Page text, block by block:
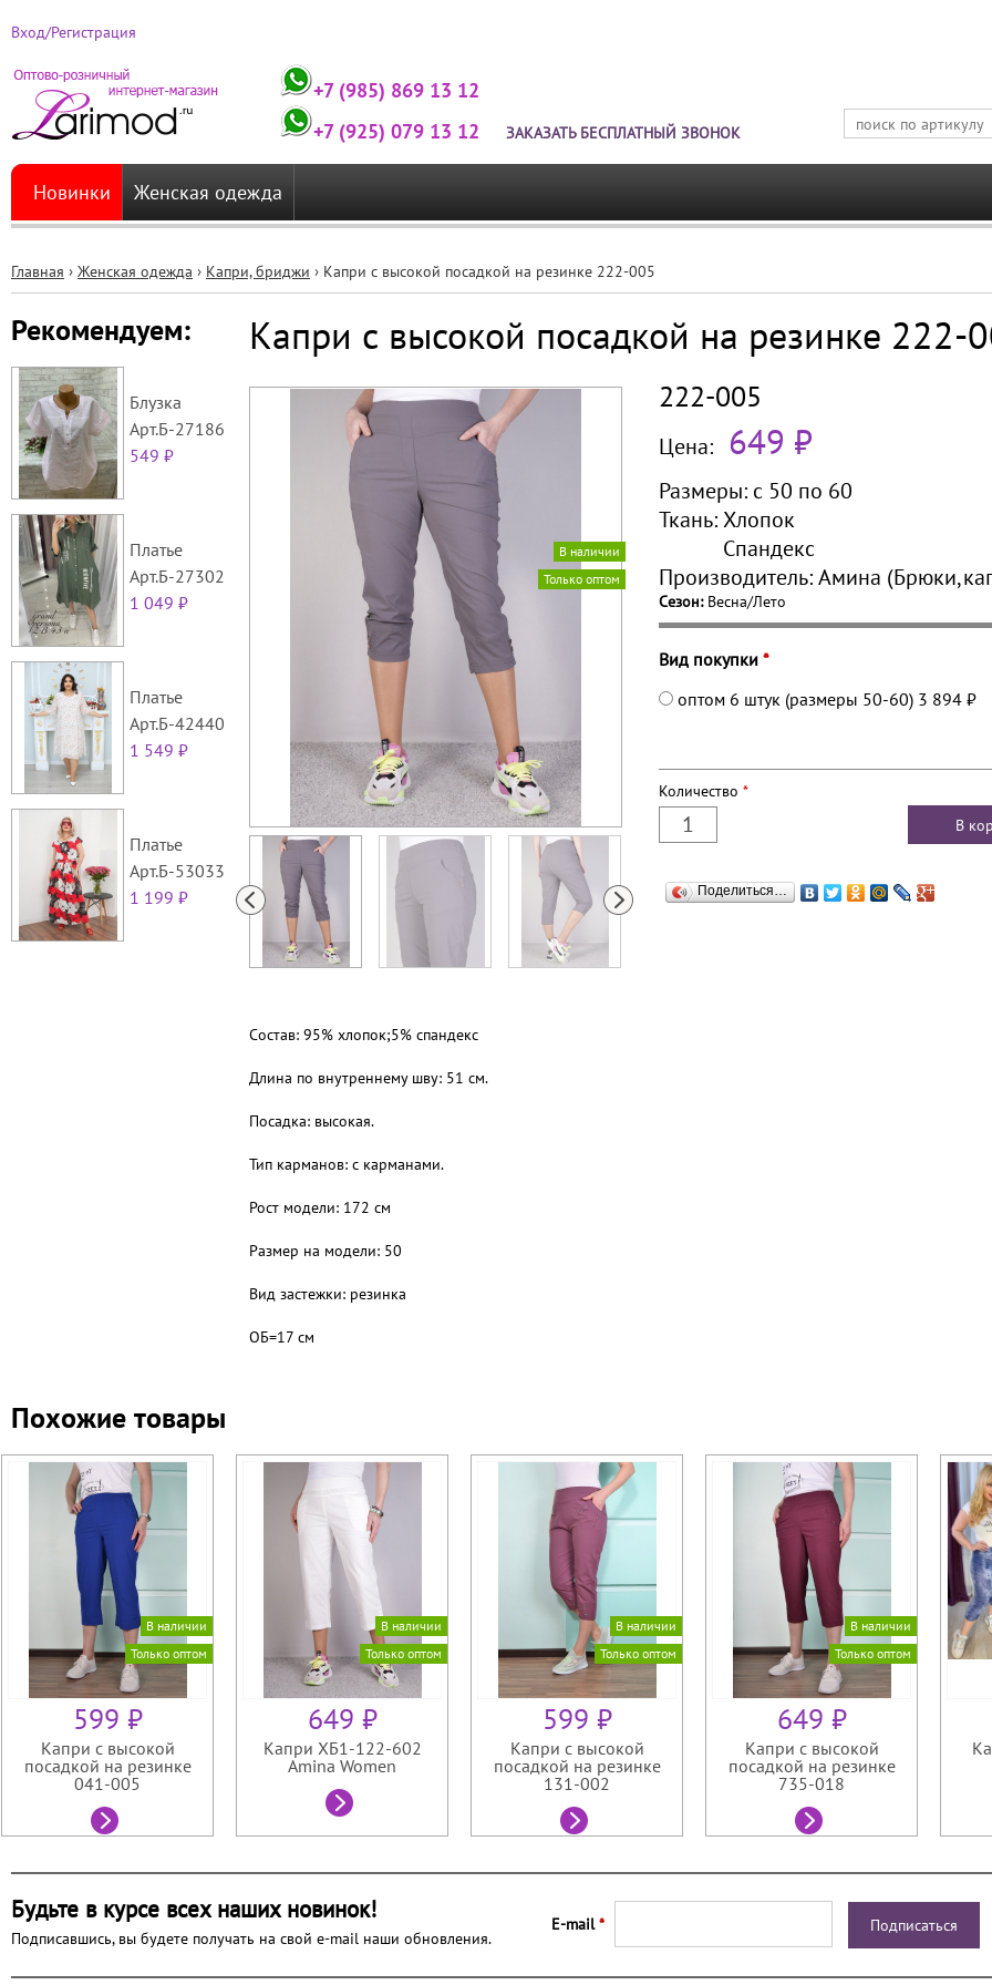
Вход/Регистрация
+7 (985) 869 13 12
+7 (925) 079 13 12
ЗАКАЗАТЬ БЕСПЛАТНЫЙ ЗВОНОК
Новинки Женская одежда
Главная › Женская одежда › Капри, бриджи › Капри с высокой посадкой на резинке 222-005
Рекомендуем:
Блузка
Арт.Б-27186
549 ₽
Платье
Арт.Б-27302
1 049 ₽
Платье
Арт.Б-42440
1 549 ₽
Платье
Арт.Б-53033
1 199 ₽
Капри с высокой посадкой на резинке 222-
Только оптом
В наличии
222-005
Цена: 649 ₽
Размеры: с 50 по 60
Ткань:Хлопок
Спандекс
Производитель:Амина
Сезон: Весна/Лето
Вид покупки *
оптом 6 штук (размеры 50-60) 3 894 ₽
Количество *
Поделиться…
Состав: 95% хлопок;5% спандекс
Длина по внутреннему шву: 51 см.
Посадка: высокая.
Тип карманов: с карманами.
Рост модели: 172 см
Размер на модели: 50
Вид застежки: резинка
ОБ=17 см
Похожие товары
В наличии
Только оптом
599 ₽
Капри с высокой
посадкой на резинке
041-005
В наличии
Только оптом
649 ₽
Капри ХБ1-122-602
Amina Women
В наличии
Только оптом
599 ₽
Капри с высокой
посадкой на резинке
131-002
В наличии
Только оптом
649 ₽
Капри с высокой
посадкой на резинке
735-018
Будьте в курсе всех наших новинок!
Подписавшись, вы будете получать на свой e-mail наши обновления.
E-mail*